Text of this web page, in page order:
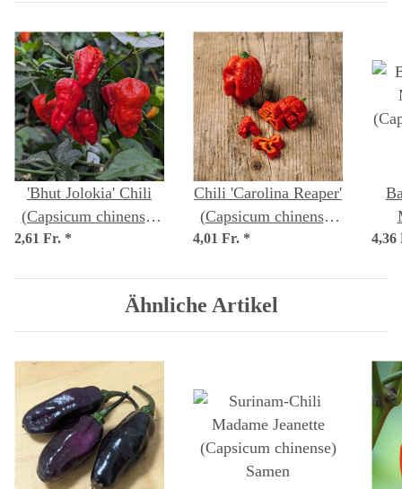
'Bhut Jolokia' Chili
(Capsicum chinense)
Samen
2,61 Fr. *
Chili 'Carolina Reaper'
(Capsicum chinense)
Samen
4,01 Fr. *
Ähnliche Artikel